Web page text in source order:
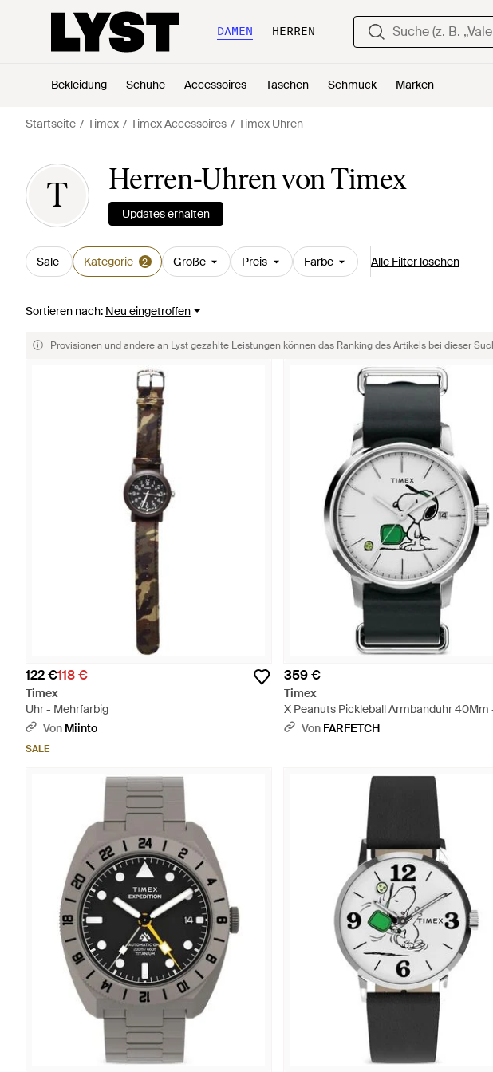
DAMEN HERREN
Bekleidung Schuhe Accessoires Taschen Schmuck Marken
Startseite Timex Timex Accessoires Timex Uhren
T Herren-Uhren von Timex
Updates erhalten
Sale Kategorie 2 Größe Preis Farbe Alle Filter löschen
Sortieren nach: Neu eingetroffen
Provisionen und andere an Lyst gezahlte Leistungen können das Ranking des Artikels bei dieser
122 €118 €
Timex
Uhr - Mehrfarbig
Von Miinto
SALE
359 €
Timex
X Peanuts Pickleball Armbanduhr 40Mm
Von FARFETCH